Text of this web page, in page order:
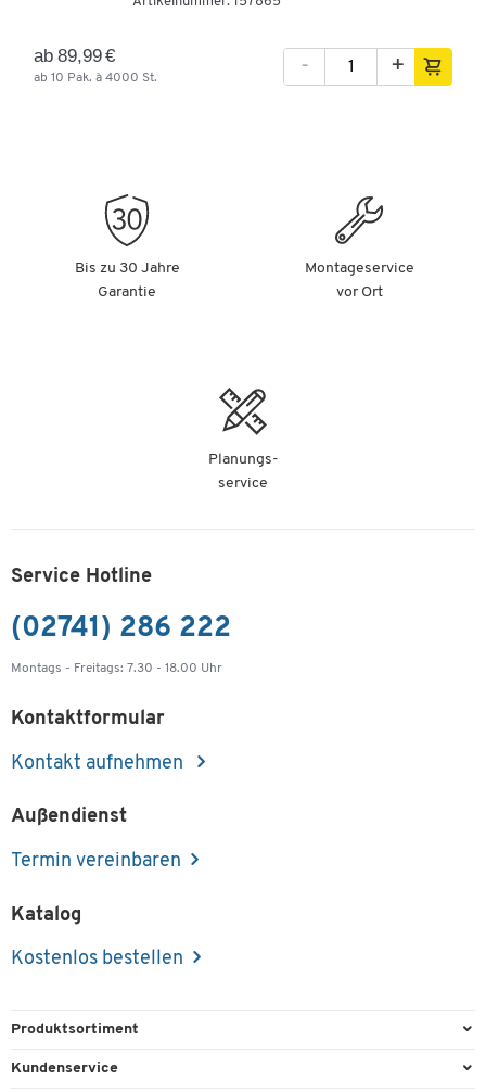
ab 89,99 €
ab 10 Pak. à 4000 St.
- +
Bis zu 30 Jahre
Garantie
Montageservice
vor Ort
Planungs-
service
Service Hotline
(02741) 286 222
Montags - Freitags: 7.30 - 18.00 Uhr
Kontaktformular
Kontakt aufnehmen
Außendienst
Termin vereinbaren
Katalog
Kostenlos bestellen
Produktsortiment
Büroausstattung
Kundenservice